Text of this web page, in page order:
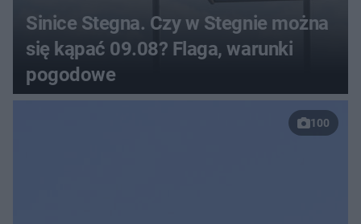
Sinice Stegna. Czy w Stegnie można
się kąpać 09.08? Flaga, warunki
pogodowe
100